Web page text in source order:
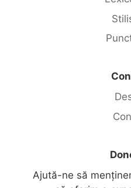
Ajută-ne să